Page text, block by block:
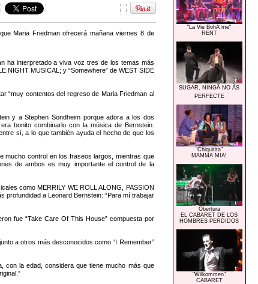
Maria Friedman ofrecerá mañana viernes 8 de
ha interpretado a viva voz tres de los temas más
NIGHT MUSICAL; y “Somewhere” de WEST SIDE
“muy contentos del regreso de Maria Friedman al
y a Stephen Sondheim porque adora a los dos
bonito combinarlo con la música de Bernstein.
sí, a lo que también ayuda el hecho de que los
mucho control en los fraseos largos, mientras que
de ambos es muy importante el control de la
como MERRILY WE ROLL ALONG, PASSION
profundidad a Leonard Bernstein: “Para mí trabajar
fue “Take Care Of This House” compuesta por
a otros más desconocidos como “I Remember”
con la edad, considera que tiene mucho más que
"La Vie BohÃ¨me"
RENT
SUGAR, NINGÃ NO ÃS
PERFECTE
"Chiquitita"
MAMMA MIA!
Obertura
EL CABARET DE LOS
HOMBRES PERDIDOS
"Wilkommen"
CABARET